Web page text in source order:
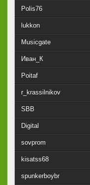
Polis76
lukkon
Musicgate
Иван_К
Poitaf
r_krassilnikov
SBB
Digital
sovprom
kisatss68
spunkerboybr